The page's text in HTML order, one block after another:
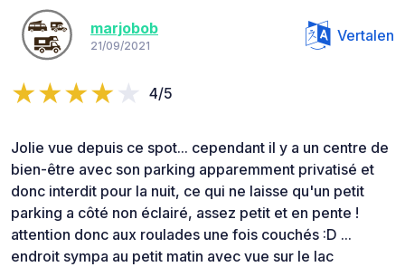
marjobob
21/09/2021
Vertalen
4/5
Jolie vue depuis ce spot... cependant il y a un centre de
bien-être avec son parking apparemment privatisé et
donc interdit pour la nuit, ce qui ne laisse qu'un petit
parking a côté non éclairé, assez petit et en pente !
attention donc aux roulades une fois couchés :D ...
endroit sympa au petit matin avec vue sur le lac